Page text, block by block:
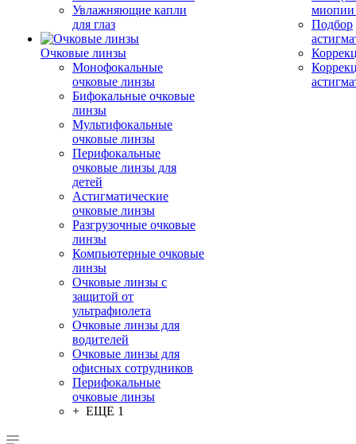
Увлажняющие капли
для глаз
Очковые линзы
Монофокальные
очковые линзы
Бифокальные очковые
линзы
Мультифокальные
очковые линзы
Перифокальные
очковые линзы для
детей
Астигматические
очковые линзы
Разгрузочные очковые
линзы
Компьютерные очковые
линзы
Очковые линзы с
защитой от
ультрафиолета
Очковые линзы для
водителей
Очковые линзы для
офисных сотрудников
Перифокальные
очковые линзы
+ ЕЩЕ 1
миопии
Подбор